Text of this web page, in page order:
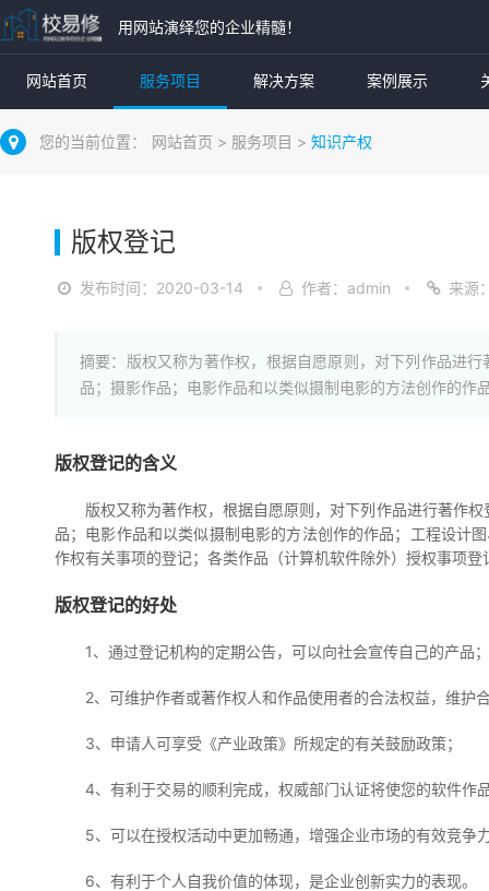
用网站演绎您的企业精髓！
网站首页 服务项目 解决方案 案例展示
您的当前位置： 网站首页 > 服务项目 > 知识产权
版权登记
发布时间：2020-03-14 作者：admin 来源
摘要：版权又称为著作权，根据自愿原则，对下列作品进
品；摄影作品；电影作品和以类似摄制电影的方法创作的
版权登记的含义
版权又称为著作权，根据自愿原则，对下列作品进行著作
品；电影作品和以类似摄制电影的方法创作的作品；工程设计
作权有关事项的登记；各类作品（计算机软件除外）授权事项
版权登记的好处
1、通过登记机构的定期公告，可以向社会宣传自己的产品；
2、可维护作者或著作权人和作品使用者的合法权益，维护
3、申请人可享受《产业政策》所规定的有关鼓励政策；
4、有利于交易的顺利完成，权威部门认证将使您的软件作
5、可以在授权活动中更加畅通，增强企业市场的有效竞争
6、有利于个人自我价值的体现，是企业创新实力的表现。